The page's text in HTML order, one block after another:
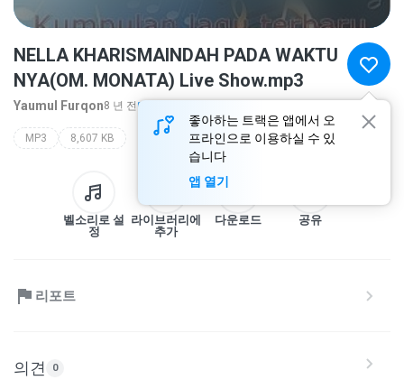
좋아하는 트랙은 앱에서 오
프라인으로 이용하실 수 있
습니다
앱 열기
NELLA KHARISMAINDAH PADA WAKTU
NYA(OM. MONATA) Live Show.mp3
Yaumul Furqon8 년 전 더 보기...
MP3 8,607 KB
벨소리로 설
정
라이브러리에
추가
다운로드 공유
리포트
의견 0